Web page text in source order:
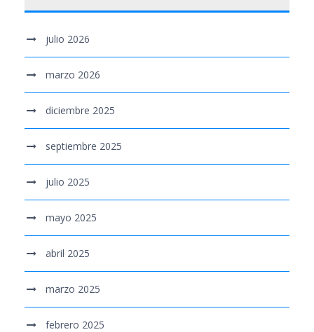
julio 2026
marzo 2026
diciembre 2025
septiembre 2025
julio 2025
mayo 2025
abril 2025
marzo 2025
febrero 2025